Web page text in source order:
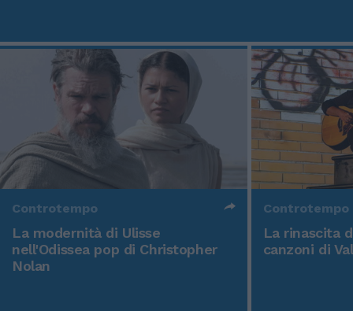
Controtempo
La modernità di Ulisse
nell'Odissea pop di Christopher
Nolan
Controtempo
La rinascita
canzoni di